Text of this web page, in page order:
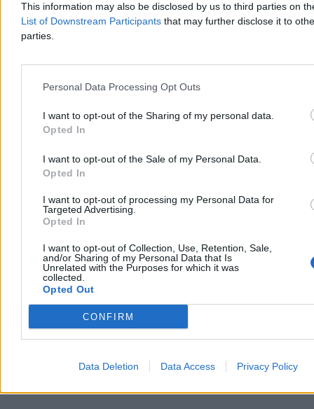
This information may also be disclosed by us to third parties on
List of Downstream Participants that may further disclose it to
parties.
Personal Data Processing Opt Outs
I want to opt-out of the Sharing of my personal data.
Opted In
I want to opt-out of the Sale of my Personal Data.
Opted In
I want to opt-out of processing my Personal Data for
Targeted Advertising.
Opted In
I want to opt-out of Collection, Use, Retention, Sale,
and/or Sharing of my Personal Data that Is
Unrelated with the Purposes for which it was
collected.
Opted Out
CONFIRM
Data Deletion Data Access Privacy Policy
Chcieliśmy z Kuflem o tym porozmawiać. Obiecał, że się
zastanowi, przemyśli i pogada następnego dnia. Oczywiście nie
pogadał. Tak samo jak na pytania nie odpowiedziała żona Miłosza
jeszcze tuzin, ale po prostu przeczytajcie tekst Pawła Figurskiego. A
dotarł jeszcze do wszystkiego. Wiemy o żonie Miłosza
Manasterskiego, o ekspercie oceniającym wnioski – ale przecież
znacznie większą. I czy ona też skorzystała na państwowych
dotacjach, nie wiem. Ale wykluczać też nie mogę.
Prezydent zrobił swoje jaja
W całej tej historii najbardziej oburzają mnie dwie rzeczy. Nawet nie
państwowych środków. Tak bowiem bywa, że ludzie kombinują,
oszukują, kręcą i chachmęcą.
Oburza mnie – po pierwsze – to, że
Odrodzenia Polski. Chociaż słowo "oburza" jest niewłaściwe.
Jestem najzwyczajniej w świecie wkur…